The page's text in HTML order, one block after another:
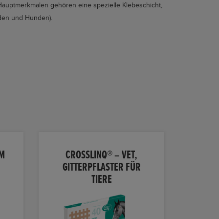
gehören eine spezielle Klebeschicht,
und Hunden).
CROSSLINQ® – VET,
GITTERPFLASTER FÜR
TIERE